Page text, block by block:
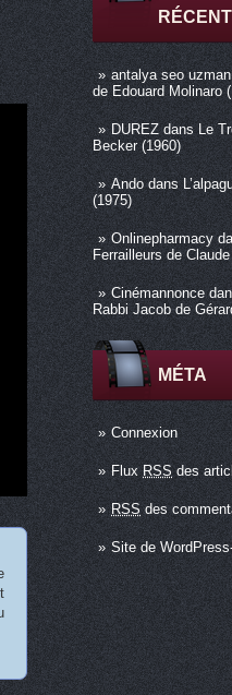
antalya seo
de Edouard Molinaro
DUREZdans Le
Becker (1960)
Andodans
(1975)
Onlinepharmacy
Ferrailleurs de
Cinémannonce
Rabbi Jacob de
MÉTA
Connexion
Flux RSS des
RSSdes
Site de